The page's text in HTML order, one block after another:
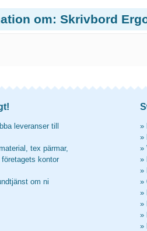
om: Skrivbord
leveranser till
tex pärmar,
kontor
om ni
»
»
»
»
»
»
»
»
»
»